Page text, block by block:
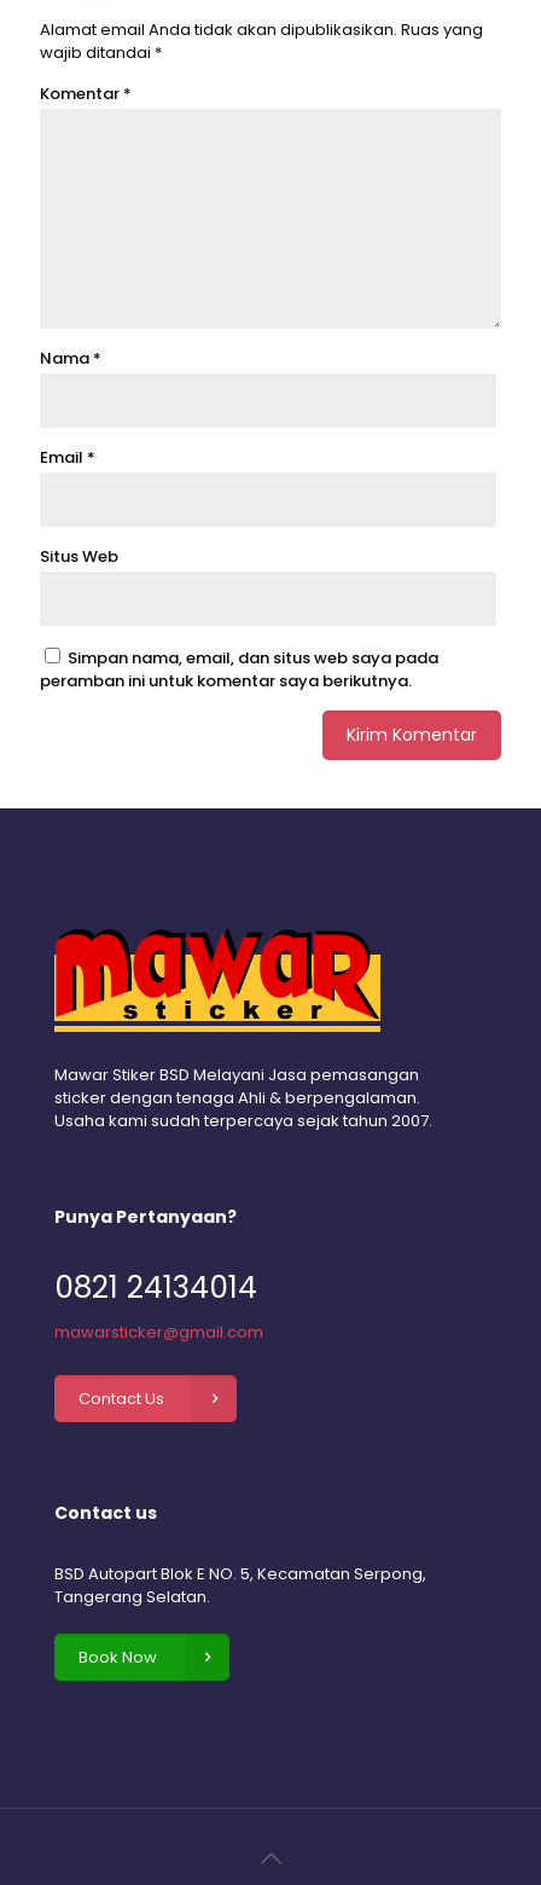
Alamat email Anda tidak akan dipublikasikan. Ruas yang
wajib ditandai *
Komentar *
Nama *
Email *
Situs Web
Simpan nama, email, dan situs web saya pada
peramban ini untuk komentar saya berikutnya.
Mawar Stiker BSD Melayani Jasa pemasangan
sticker dengan tenaga Ahli & berpengalaman.
Usaha kami sudah terpercaya sejak tahun 2007.
Punya Pertanyaan?
0821 24134014
mawarsticker@gmail.com
Contact Us
Contact us
BSD Autopart Blok E NO. 5, Kecamatan Serpong,
Tangerang Selatan.
Book Now